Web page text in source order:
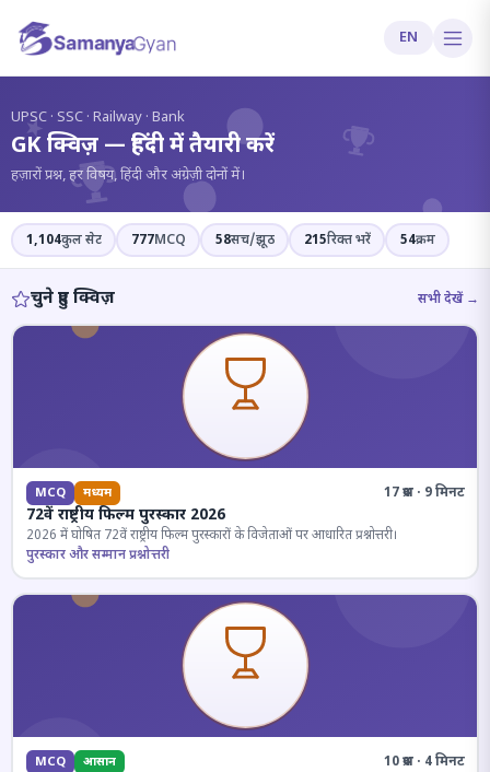
EN
?
UPSC · SSC · Railway · Bank
GK क्विज़ — हिंदी में तैयारी करें
हज़ारों प्रश्न, हर विषय, हिंदी और अंग्रेज़ी दोनों में।
1,104कुल सेट 777MCQ 58सच/झूठ 215रिक्त भरें 54क्रम
चुने हुए क्विज़ सभी देखें →
MCQ मध्यम 17 प्रश्न · 9 मिनट
72वें राष्ट्रीय फिल्म पुरस्कार 2026
2026 में घोषित 72वें राष्ट्रीय फिल्म पुरस्कारों के विजेताओं पर आधारित प्रश्नोत्तरी।
पुरस्कार और सम्मान प्रश्नोत्तरी
MCQ आसान 10 प्रश्न · 4 मिनट